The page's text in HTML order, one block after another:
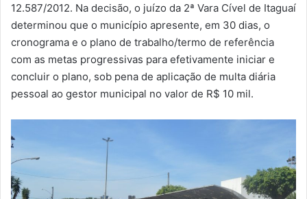
12.587/2012. Na decisão, o juízo da 2ª Vara Cível de Itaguaí
determinou que o município apresente, em 30 dias, o
cronograma e o plano de trabalho/termo de referência
com as metas progressivas para efetivamente iniciar e
concluir o plano, sob pena de aplicação de multa diária
pessoal ao gestor municipal no valor de R$ 10 mil.